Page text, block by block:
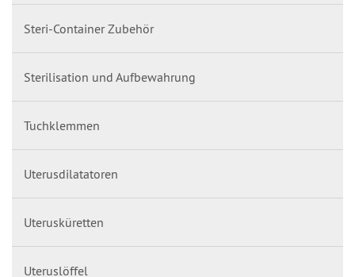
Steri-Container Zubehör
Sterilisation und Aufbewahrung
Tuchklemmen
Uterusdilatatoren
Uterusküretten
Uteruslöffel